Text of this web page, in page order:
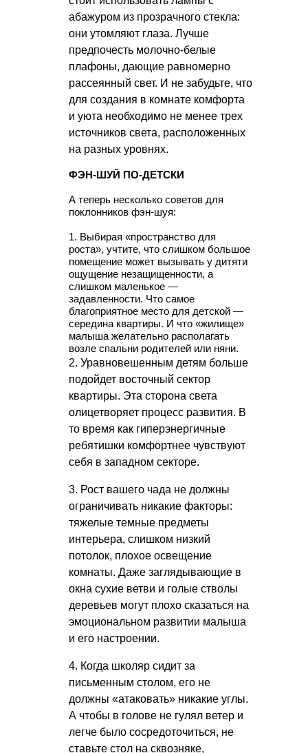
абажуром из прозрачного стекла:
они утомляют глаза. Лучше
предпочесть молочно-белые
плафоны, дающие равномерно
рассеянный свет. И не забудьте, что
для создания в комнате комфорта
и уюта необходимо не менее трех
источников света, расположенных
на разных уровнях.
ФЭН-ШУЙ ПО-ДЕТСКИ
А теперь несколько советов для
поклонников фэн-шуя:
1. Выбирая «пространство для
роста», учтите, что слишком большое
помещение может вызывать у дитяти
ощущение незащищенности, а
слишком маленькое —
задавленности. Что самое
благоприятное место для детской —
середина квартиры. И что «жилище»
малыша желательно располагать
возле спальни родителей или няни.
2. Уравновешенным детям больше
подойдет восточный сектор
квартиры. Эта сторона света
олицетворяет процесс развития. В
то время как гиперэнергичные
ребятишки комфортнее чувствуют
себя в западном секторе.
3. Рост вашего чада не должны
ограничивать никакие факторы:
тяжелые темные предметы
интерьера, слишком низкий
потолок, плохое освещение
комнаты. Даже заглядывающие в
окна сухие ветви и голые стволы
деревьев могут плохо сказаться на
эмоциональном развитии малыша
и его настроении.
4. Когда школяр сидит за
письменным столом, его не
должны «атаковать» никакие углы.
А чтобы в голове не гулял ветер и
легче было сосредоточиться, не
ставьте стол на сквозняке,